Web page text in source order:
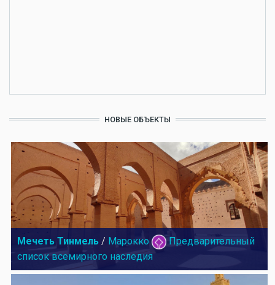
НОВЫЕ ОБЪЕКТЫ
Мечеть Тинмель / Марокко
Предварительный
список всемирного наследия